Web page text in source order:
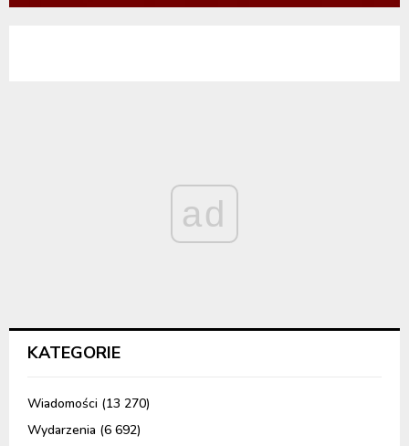
ad
KATEGORIE
Wiadomości (13 270)
Wydarzenia (6 692)